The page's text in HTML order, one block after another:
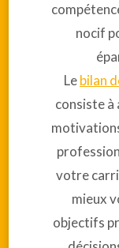
nocif
Lebilan
consiste à
votre
mieux
objectifs